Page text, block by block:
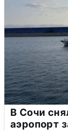
В Сочи
аэропорт